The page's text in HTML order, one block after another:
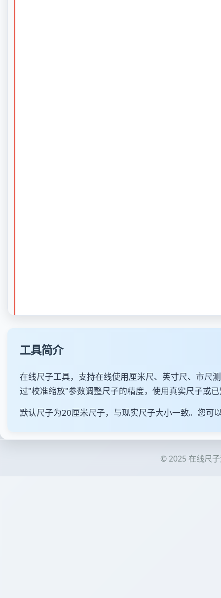
工具简介
在线尺子工具，支持在线使用厘米尺、英寸尺、市尺
过"校准缩放"参数调整尺子的精度，使用真实尺子或
默认尺子为20厘米尺子，与现实尺子大小一致。您可
© 2025 在线尺